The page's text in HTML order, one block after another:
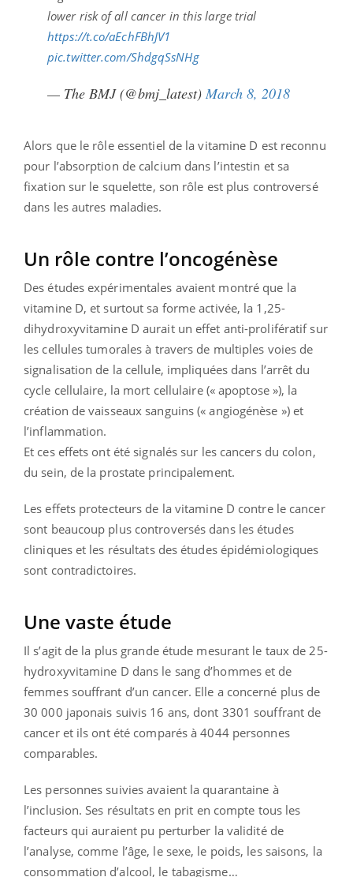
lower risk of all cancer in this large trial
https://t.co/aEchFBhJV1
pic.twitter.com/ShdgqSsNHg
— The BMJ (@bmj_latest) March 8, 2018
Alors que le rôle essentiel de la vitamine D est reconnu
pour l’absorption de calcium dans l’intestin et sa
fixation sur le squelette, son rôle est plus controversé
dans les autres maladies.
Un rôle contre l’oncogénèse
Des études expérimentales avaient montré que la
vitamine D, et surtout sa forme activée, la 1,25-
dihydroxyvitamine D aurait un effet anti-prolifératif sur
les cellules tumorales à travers de multiples voies de
signalisation de la cellule, impliquées dans l’arrêt du
cycle cellulaire, la mort cellulaire (« apoptose »), la
création de vaisseaux sanguins (« angiogénèse ») et
l’inflammation.
Et ces effets ont été signalés sur les cancers du colon,
du sein, de la prostate principalement.
Les effets protecteurs de la vitamine D contre le cancer
sont beaucoup plus controversés dans les études
cliniques et les résultats des études épidémiologiques
sont contradictoires.
Une vaste étude
Il s’agit de la plus grande étude mesurant le taux de 25-
hydroxyvitamine D dans le sang d’hommes et de
femmes souffrant d’un cancer. Elle a concerné plus de
30 000 japonais suivis 16 ans, dont 3301 souffrant de
cancer et ils ont été comparés à 4044 personnes
comparables.
Les personnes suivies avaient la quarantaine à
l’inclusion. Ses résultats en prit en compte tous les
facteurs qui auraient pu perturber la validité de
l’analyse, comme l’âge, le sexe, le poids, les saisons, la
consommation d’alcool, le tabagisme…